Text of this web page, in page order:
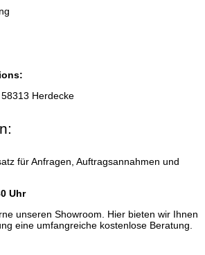
Herdecke
für Anfragen, Auftragsannahmen und
Uhr
unseren Showroom. Hier bieten wir Ihnen
eine umfangreiche kostenlose Beratung.